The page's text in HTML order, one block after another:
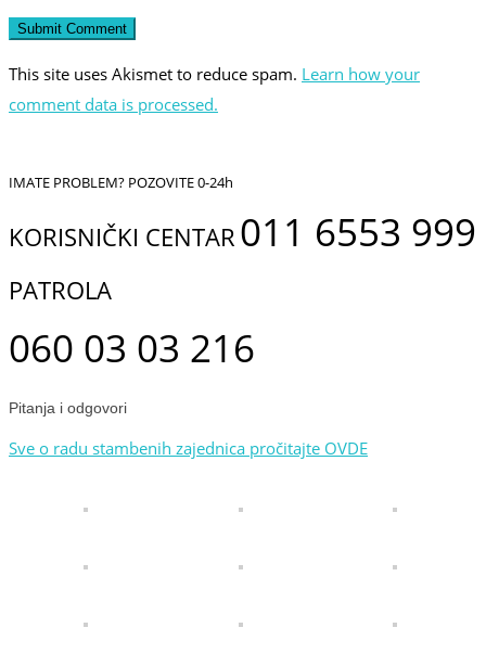
This site uses Akismet to reduce spam. Learn how your
comment data is processed.
IMATE PROBLEM? POZOVITE 0-24h
KORISNIČKI CENTAR 011 6553 999
PATROLA
060 03 03 216
Pitanja i odgovori
Sve o radu stambenih zajednica pročitajte OVDE